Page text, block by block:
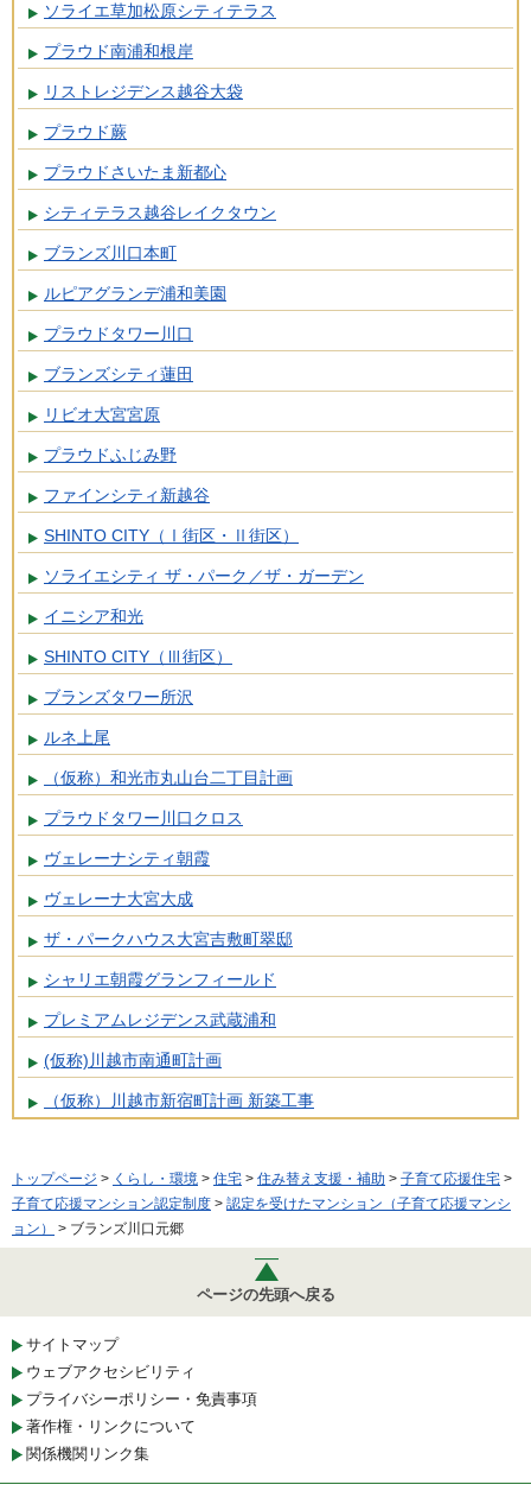
ソライエ草加松原シティテラス
プラウド南浦和根岸
リストレジデンス越谷大袋
プラウド蕨
プラウドさいたま新都心
シティテラス越谷レイクタウン
ブランズ川口本町
ルピアグランデ浦和美園
プラウドタワー川口
ブランズシティ蓮田
リビオ大宮宮原
プラウドふじみ野
ファインシティ新越谷
SHINTO CITY（Ⅰ街区・Ⅱ街区）
ソライエシティ ザ・パーク／ザ・ガーデン
イニシア和光
SHINTO CITY（Ⅲ街区）
ブランズタワー所沢
ルネ上尾
（仮称）和光市丸山台二丁目計画
プラウドタワー川口クロス
ヴェレーナシティ朝霞
ヴェレーナ大宮大成
ザ・パークハウス大宮吉敷町翠邸
シャリエ朝霞グランフィールド
プレミアムレジデンス武蔵浦和
(仮称)川越市南通町計画
（仮称）川越市新宿町計画 新築工事
トップページ > くらし・環境 > 住宅 > 住み替え支援・補助 > 子育て応援住宅 >
子育て応援マンション認定制度 > 認定を受けたマンション（子育て応援マンシ
ョン）
> ブランズ川口元郷
ページの先頭へ戻る
サイトマップ
ウェブアクセシビリティ
プライバシーポリシー・免責事項
著作権・リンクについて
関係機関リンク集